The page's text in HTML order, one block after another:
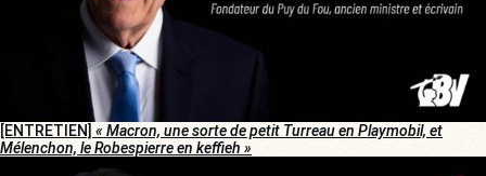
[ENTRETIEN] « Macron, une sorte de petit Turreau en Playmobil, et
Mélenchon, le Robespierre en keffieh »